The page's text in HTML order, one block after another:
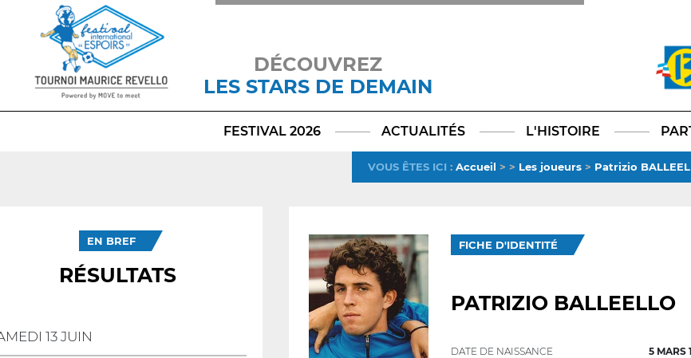
DÉCOUVREZ
LES STARS DE DEMAIN
TikTokLinkedIn
X
FESTIVAL 2026 ACTUALITÉS L'HISTOIRE
VOUS ÊTES ICI : Accueil > > Les joueurs> Patrizio
EN BREF
RÉSULTATS
13 JUIN
FICHE D'IDENTITÉ
PATRIZIO BALLEELLO
DATE DE NAISSANCE 5 MARS